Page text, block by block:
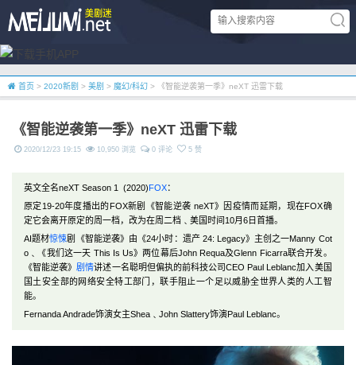
首页 > 2020新剧 > 美剧 > 魔幻/科幻 > 《智能逆袭第一季》neXT 迅雷下载
《智能逆袭第一季》neXT 迅雷下载
2020/12/23 19:15 10,950 浏览 0 评论 5 赞
英文全名neXT Season 1 (2020)FOX：
原定19-20年度播出的FOX新剧《智能逆袭 neXT》因疫情而延期，现在FOX确
定它会离开原定的周一档，改为在周二档﹑美国时间10月6日首播。
AI题材惊悚剧《智能逆袭》由《24小时：遗产 24: Legacy》主创之一Manny Cot
o﹑《我们这一天 This Is Us》两位幕后John Requa及Glenn Ficarra联合开发。
《智能逆袭》剧情讲述一名聪明但偏执的前科技公司CEO Paul Leblanc加入美国
国土安全部的网络安全特工部门，联手阻止一个足以威胁全世界人类的人工智
能。
Fernanda Andrade饰演女主Shea﹑John Slattery饰演Paul Leblanc。